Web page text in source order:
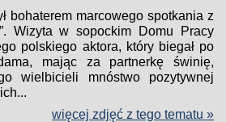
bohaterem marcowego spotkania z
Wizyta w sopockim Domu Pracy
polskiego aktora, który biegał po
mając za partnerkę świnię,
wielbicieli mnóstwo pozytywnej
więcej zdjęć z tego tematu »